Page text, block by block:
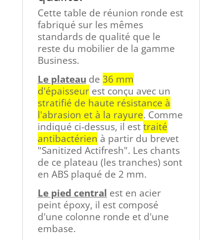
Cette table de réunion ronde est
fabriqué sur les mêmes
standards de qualité que le
reste du mobilier de la gamme
Business.
Le plateau de 36 mm
d'épaisseurest conçu avec un
stratifié de haute résistance à
l'abrasion et à la rayure. Comme
indiqué ci-dessus, il esttraité
antibactérien à partir du brevet
"Sanitized Actifresh". Les chants
de ce plateau (les tranches) sont
en ABS plaqué de 2 mm.
Le pied central est en acier
peint époxy, il est composé
d'une colonne ronde et d'une
embase.